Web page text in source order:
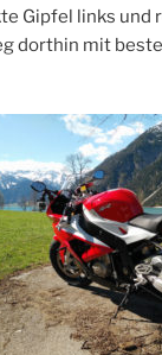
Gipfel links und
dorthin mit